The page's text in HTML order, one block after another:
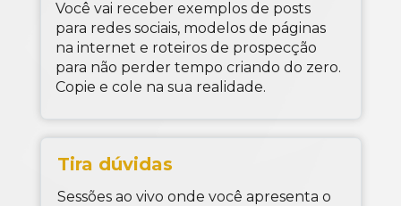
Você vai receber exemplos de posts
para redes sociais, modelos de páginas
na internet e roteiros de prospecção
para não perder tempo criando do zero.
Copie e cole na sua realidade.
Tira dúvidas
Sessões ao vivo onde você apresenta o